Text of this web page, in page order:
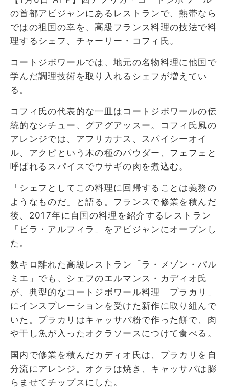
の首都アビジャンにあるレストランで、熱帯なら
ではの祖国の幸を、高級フランス料理の技法で料
理するシェフ、チャーリー・コフィ氏。
コートジボワールでは、地元の名物料理に他国で
学んだ調理技術を取り入れるシェフが増えてい
る。
コフィ氏の代表的な一皿はコートジボワールの伝
統的なシチュー、グアグアッスー。コフィ氏風の
アレンジでは、アフリカナス、スパイシーオイ
ル、アクピという木の種のパウダー、フェフェと
呼ばれるスパイスでウサギの肉を煮込む。
「シェフとしてこの料理に回帰することは義務の
ようなものだ」と語る。フランスで修業を積んだ
後、2017年に自国の料理を紹介するレストラン
「ビラ・アルフィラ」をアビジャンにオープンし
た。
数キロ離れた高級レストラン「ラ・メゾン・パル
ミエ」でも、シェフのエルマンス・カディオ氏
が、典型的なコートジボワール料理「プラカリ」
にインスプレーションを受けた新作に取り組んで
いた。プラカリはキャッサバ粉で作った餅で、肉
や干し魚が入ったオクラソースにつけて食べる。
国内で修業を積んだカディオ氏は、プラカリを自
分流にアレンジ。オクラは焼き、キャッサバは膨
らませてチップスにした。